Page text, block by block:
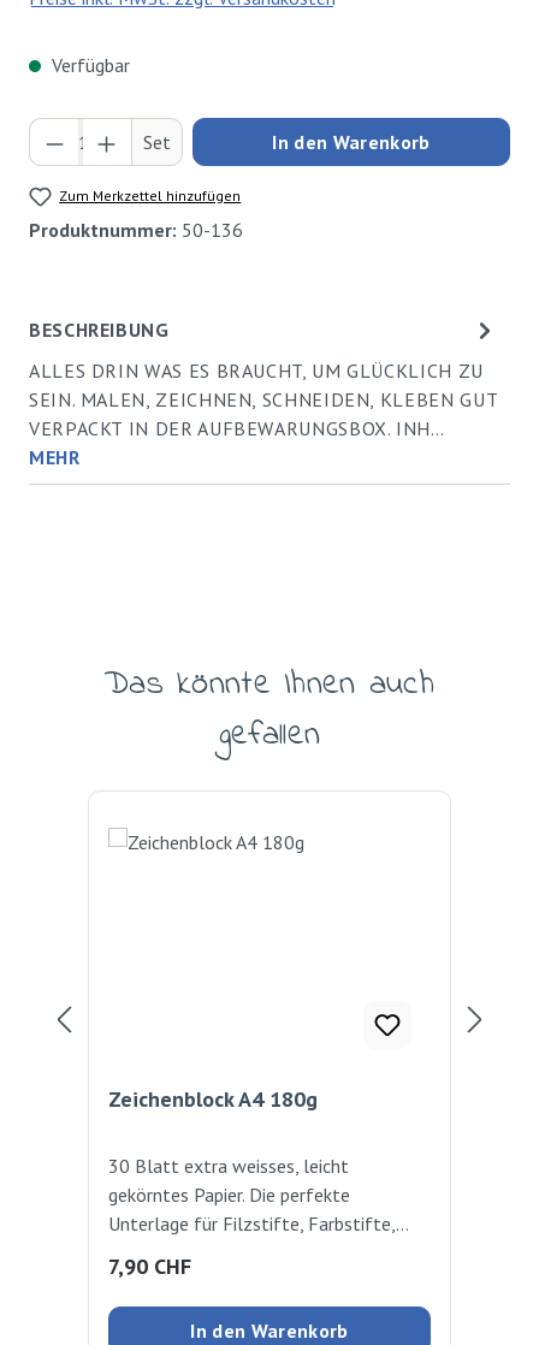
Verfügbar
Produkt Anzahl: Gib den gewünschten Wert
Set In den Warenkorb
Zum Merkzettel hinzufügen
Produktnummer: 50-136
BESCHREIBUNG
ALLES DRIN WAS ES BRAUCHT, UM GLÜCKLICH ZU
SEIN. MALEN, ZEICHNEN, SCHNEIDEN, KLEBEN GUT
VERPACKT IN DER AUFBEWARUNGSBOX. INH…
MEHR
Produktgalerie überspringen
Das könnte Ihnen auch
gefallen
Zeichenblock A4 180g
30 Blatt extra weisses, leicht
gekörntes Papier. Die perfekte
Unterlage für Filzstifte, Farbstifte,
Malfarben. 180g/m2
Regulärer Preis:
7,90 CHF
In den Warenkorb